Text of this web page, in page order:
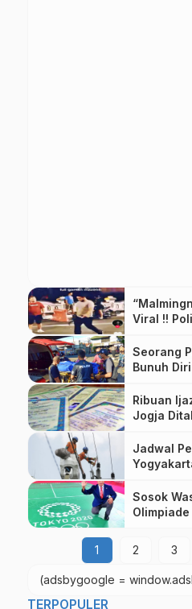
Viral !!
Seorang
Bunuh
Ribuan
Jogja
Jadwal
Sosok
1
2 3
(adsbygoogle =
TERPOPULER